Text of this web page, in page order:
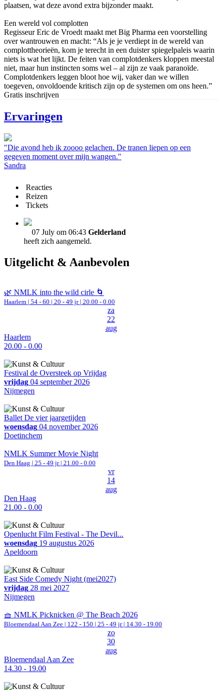
plaatsen, wat deze avond extra bijzonder maakt.
Een wereld vol complotten
Regisseur Eric de Vroedt maakt met Big Pharma een voorstelling
over wantrouwen en macht: “Als je je verdiept in de wereld van
complottheorieën, kom je terecht in een duister spiegelpaleis waarin
niets is wat het lijkt. De feiten van complotdenkers kloppen meestal
niet, maar hun instincten soms wel – al zijn ze vaak paranoïde.
Complotdenkers leggen bloot hoe wij, vaker dan we willen
toegeven, onvoldoende kritisch zijn op de systemen om ons heen.”
Gratis inschrijven
Ervaringen
"Die avond heb ik zoooo gelachen. De tranen liepen op een
gegeven moment over mijn wangen."
Sandra
Reacties
Reizen
Tickets
07 July om 06:43 Gelderland
heeft zich aangemeld.
Uitgelicht & Aanbevolen
🌿 NMLK into the wild cirle 🌀
Haarlem | 54 - 60 | 20 - 49 jr | 20.00 - 0.00
za
22
aug
Haarlem
20.00 - 0.00
Festival de Oversteek op Vrijdag
vrijdag 04 september 2026
Nijmegen
Ballet De vier jaargetijden
woensdag 04 november 2026
Doetinchem
NMLK Summer Movie Night
Den Haag | 25 - 49 jr | 21.00 - 0.00
vr
14
aug
Den Haag
21.00 - 0.00
Openlucht Film Festival - The Devil...
woensdag 19 augustus 2026
Apeldoorn
East Side Comedy Night (mei2027)
vrijdag 28 mei 2027
Nijmegen
🧺 NMLK Picknicken @ The Beach 2026
Bloemendaal Aan Zee | 122 - 150 | 25 - 49 jr | 14.30 - 19.00
zo
30
aug
Bloemendaal Aan Zee
14.30 - 19.00